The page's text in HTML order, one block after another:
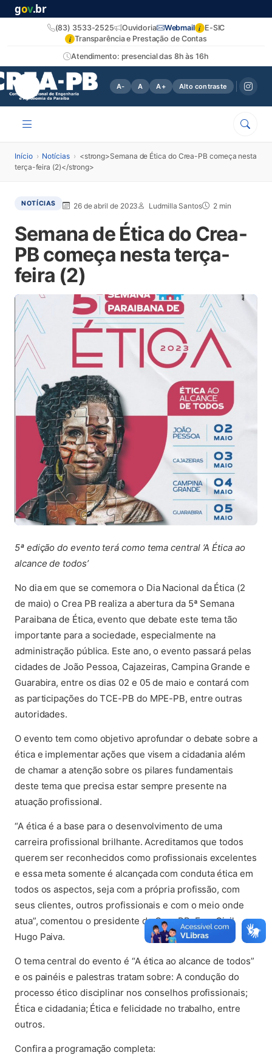
gov.br
Atendimento: presencial das 8h às 16h
(83) 3533-2525 Ouvidoria Webmail i E-SIC
i Transparência e Prestação de Contas
A- A A+ Alto contraste
Início › Notícias › <strong>Semana de Ética do Crea-PB começa nesta
terça-feira (2)</strong>
NOTÍCIAS 26 de abril de 2023 Ludmilla Santos 2 min
Semana de Ética do Crea-
PB começa nesta terça-
feira (2)
5ª edição do evento terá como tema central ‘A Ética ao
alcance de todos’
No dia em que se comemora o Dia Nacional da Ética (2
de maio) o Crea PB realiza a abertura da 5ª Semana
Paraibana de Ética, evento que debate este tema tão
importante para a sociedade, especialmente na
administração pública. Este ano, o evento passará pelas
cidades de João Pessoa, Cajazeiras, Campina Grande e
Guarabira, entre os dias 02 e 05 de maio e contará com
as participações do TCE-PB do MPE-PB, entre outras
autoridades.
O evento tem como objetivo aprofundar o debate sobre a
ética e implementar ações que visem a cidadania além
de chamar a atenção sobre os pilares fundamentais
deste tema que precisa estar sempre presente na
atuação profissional.
“A ética é a base para o desenvolvimento de uma
carreira profissional brilhante. Acreditamos que todos
querem ser reconhecidos como profissionais excelentes
e essa meta somente é alcançada com conduta ética em
todos os aspectos, seja com a própria profissão, com
seus clientes, outros profissionais e com o meio onde
atua”, comentou o presidente do Crea PB, Eng. Civil
Hugo Paiva.
O tema central do evento é “A ética ao alcance de todos”
e os painéis e palestras tratam sobre: A condução do
processo ético disciplinar nos conselhos profissionais;
Ética e cidadania; Ética e felicidade no trabalho, entre
outros.
Confira a programação completa: